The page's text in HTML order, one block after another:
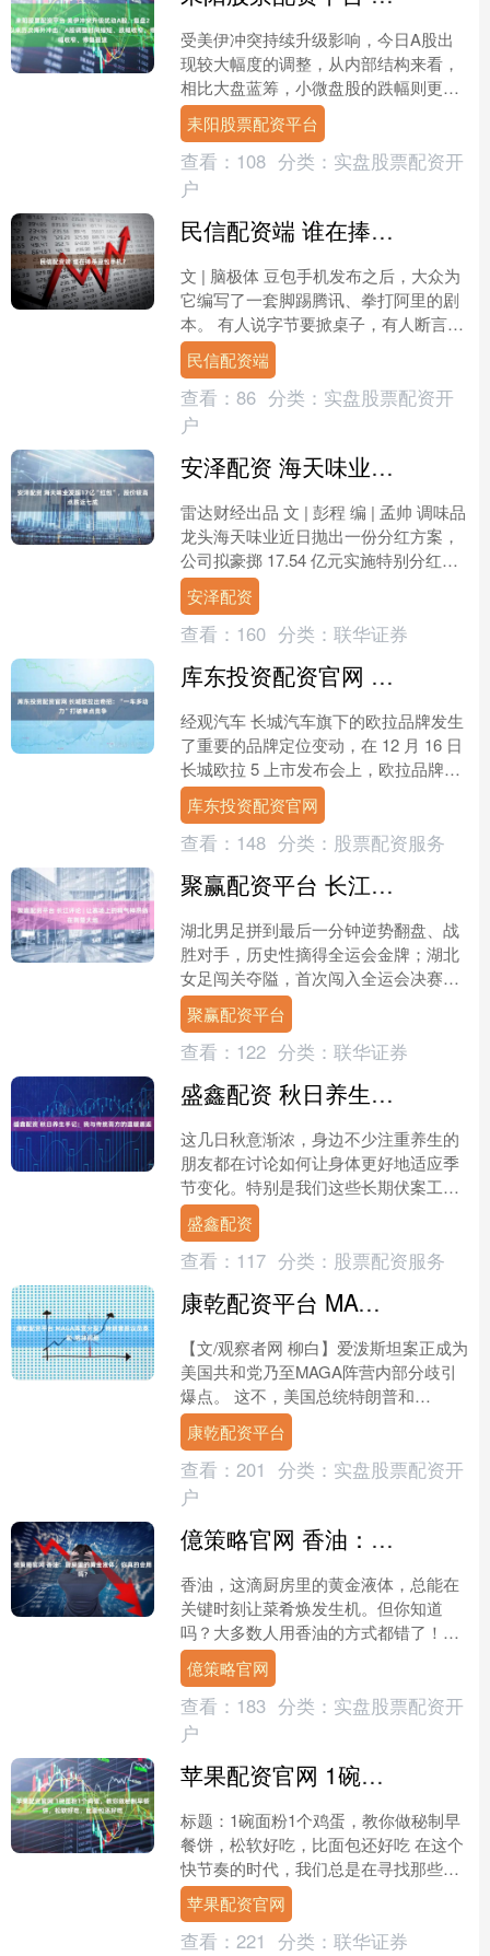
受美伊冲突持续升级影响，今日A股出
现较大幅度的调整，从内部结构来看，
相比大盘蓝筹，小微盘股的跌幅则更为
明显。 从上周五到今天，上证指数累计
跌幅已达4.8%，这让....
耒阳股票配资平台
查看： 108 分类： 实盘股票配资开
户
民信配资端 谁在捧杀豆包手机？
文 | 脑极体 豆包手机发布之后，大众为
它编写了一套脚踢腾讯、拳打阿里的剧
本。 有人说字节要掀桌子，有人断言微
信要被豆包手机干成流量管道。微信、
阿里、银行等应用....
民信配资端
查看： 86 分类： 实盘股票配资开
户
安泽配资 海天味业发超17亿“红包”，股价较高点跌近七成
雷达财经出品 文 | 彭程 编 | 孟帅 调味品
龙头海天味业近日抛出一份分红方案，
公司拟豪掷 17.54 亿元实施特别分红。
雷达财经了解到，这是海天味业年内
第....
安泽配资
查看： 160 分类： 联华证券
库东投资配资官网 长城欧拉出奇招：“一车多动力”打破单点竞争
经观汽车 长城汽车旗下的欧拉品牌发生
了重要的品牌定位变动，在 12 月 16 日
长城欧拉 5 上市发布会上，欧拉品牌总
经理吕文斌宣布，欧拉品牌的全新定位
为"多动....
库东投资配资官网
查看： 148 分类： 股票配资服务
聚赢配资平台 长江评论 | 让赛场上的精气神昂扬在荆楚大地
湖北男足拼到最后一分钟逆势翻盘、战
胜对手，历史性摘得全运会金牌；湖北
女足闯关夺隘，首次闯入全运会决赛。
声声捷报，鼓舞了6000万荆楚儿女。场
上一场球，场下十年功....
聚赢配资平台
查看： 122 分类： 联华证券
盛鑫配资 秋日养生手记：我与传统膏方的温暖邂逅
这几日秋意渐浓，身边不少注重养生的
朋友都在讨论如何让身体更好地适应季
节变化。特别是我们这些长期伏案工作
的上班族，加上偶尔熬夜，总感觉早上
起床时身体重重的，脸部有....
盛鑫配资
查看： 117 分类： 股票配资服务
康乾配资平台 MAGA阵营分裂？特朗普跟议员泰勒·格林闹掰
【文/观察者网 柳白】爱泼斯坦案正成为
美国共和党乃至MAGA阵营内部分歧引
爆点。 这不，美国总统特朗普和
MAGA“女王”泰勒·格林——这对曾经最
亲密的盟友，公开....
康乾配资平台
查看： 201 分类： 实盘股票配资开
户
億策略官网 香油：厨房里的黄金液体，你真的会用吗？
香油，这滴厨房里的黄金液体，总能在
关键时刻让菜肴焕发生机。但你知道
吗？大多数人用香油的方式都错了！那
些直接倒在热菜上的操作，简直是在暴
殄天物。香油的魅力远不止于....
億策略官网
查看： 183 分类： 实盘股票配资开
户
苹果配资官网 1碗面粉1个鸡蛋，教你做秘制早餐饼，松软好吃，比面包还好吃
标题：1碗面粉1个鸡蛋，教你做秘制早
餐饼，松软好吃，比面包还好吃 在这个
快节奏的时代，我们总是在寻找那些简
单却能带来满足感的早餐。今天，我要
分享一个简单又美味的....
苹果配资官网
查看： 221 分类： 联华证券